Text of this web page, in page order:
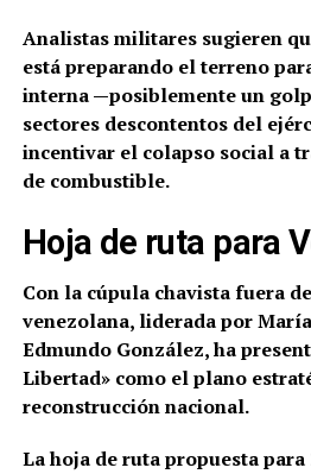
Analistas militares sugieren
está preparando el terreno
interna —posiblemente un
sectores descontentos del
incentivar el colapso social a
de combustible.
Hoja de ruta para
Con la cúpula chavista fuera
venezolana, liderada por
Edmundo González, ha
Libertad» como el plano
reconstrucción nacional.
La hoja de ruta propuesta para